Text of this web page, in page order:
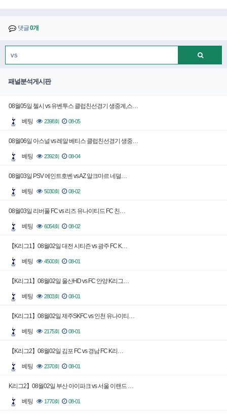
댓글0개
패널분석게시판
08월05일 첼시 vs 유벤투스 클럽친선경기 생중계,스…
베팅 2398회 08-05
08월06일 아스널 vs 레알 베티스 클럽친선경기 생중…
베팅 2392회 08-04
08월03일 PSV 에인트호벤 vs AZ 알크마르 네덜…
베팅 5030회 08-02
08월03일 리버풀 FC vs 리즈 유나이티드 FC 친…
베팅 6054회 08-02
【K리그1】08월02일 대전 시티즌 vs 광주 FC K…
베팅 4500회 08-01
【K리그1】08월02일 울산HD vs FC 안양 K리그…
베팅 2803회 08-01
【K리그1】08월02일 제주SKFC vs 인천 유나이티…
베팅 2175회 08-01
【K리그2】08월02일 김포 FC vs 경남 FC K리…
베팅 2370회 08-01
K리그2】08월02일 부산 아이파크 vs 서울 이랜드 …
베팅 1770회 08-01